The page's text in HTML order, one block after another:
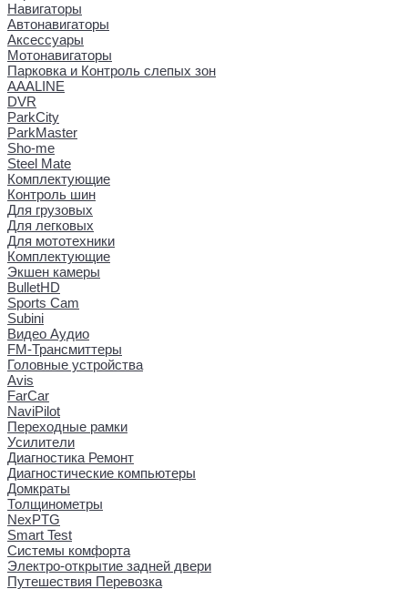
Навигаторы
Автонавигаторы
Аксессуары
Мотонавигаторы
Парковка и Контроль слепых зон
AAALINE
DVR
ParkCity
ParkMaster
Sho-me
Steel Mate
Комплектующие
Контроль шин
Для грузовых
Для легковых
Для мототехники
Комплектующие
Экшен камеры
BulletHD
Sports Cam
Subini
Видео Аудио
FM-Трансмиттеры
Головные устройства
Avis
FarCar
NaviPilot
Переходные рамки
Усилители
Диагностика Ремонт
Диагностические компьютеры
Домкраты
Толщинометры
NexPTG
Smart Test
Системы комфорта
Электро-открытие задней двери
Путешествия Перевозка